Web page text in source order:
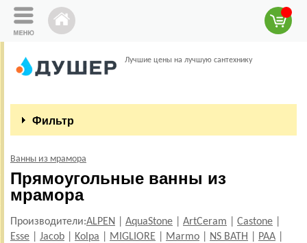
Лучшие цены на лучшую сантехнику
Фильтр
Ванны из мрамора
Прямоугольные ванны из
мрамора
Производители:ALPEN AquaStone ArtCeram Castone
Esse
Jacob Kolpa MIGLIORE Marmo NS BATH PAA